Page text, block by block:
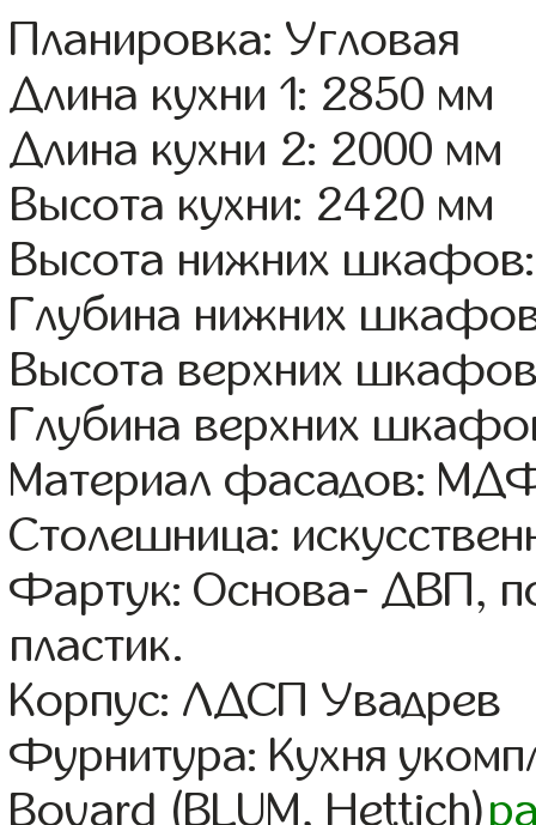
Планировка: Угловая
Длина кухни 1: 2850 мм
Длина кухни 2: 2000 мм
Высота кухни: 2420 мм
Высота нижних
Глубина нижних
Высота верхних
Глубина верхних
Материал фасадов:
Столешница:
Фартук: Основа- ДВП,
пластик.
Корпус: ЛДСП Увадрев
Фурнитура: Кухня
Boyard (BLUM, Hettich)